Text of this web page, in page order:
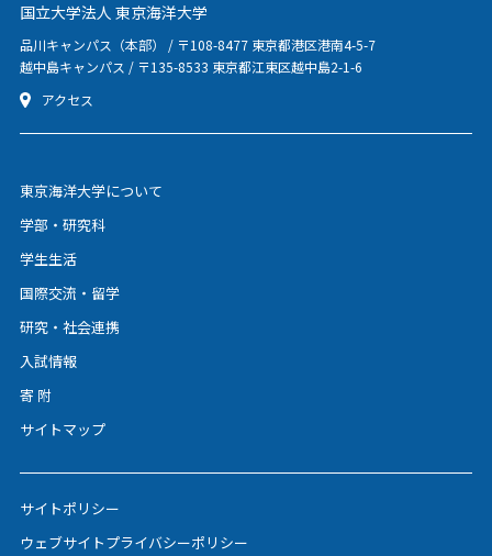
国立大学法人 東京海洋大学
品川キャンパス（本部） / 〒108-8477 東京都港区港南4-5-7
越中島キャンパス / 〒135-8533 東京都江東区越中島2-1-6
アクセス
東京海洋大学について
学部・研究科
学生生活
国際交流・留学
研究・社会連携
入試情報
寄 附
サイトマップ
サイトポリシー
ウェブサイトプライバシーポリシー